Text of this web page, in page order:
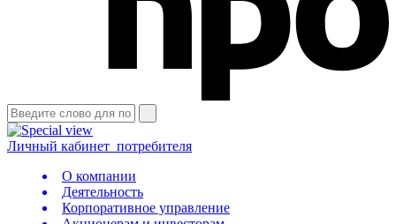
Личный кабинет потребителя
О компании
Деятельность
Корпоративное управление